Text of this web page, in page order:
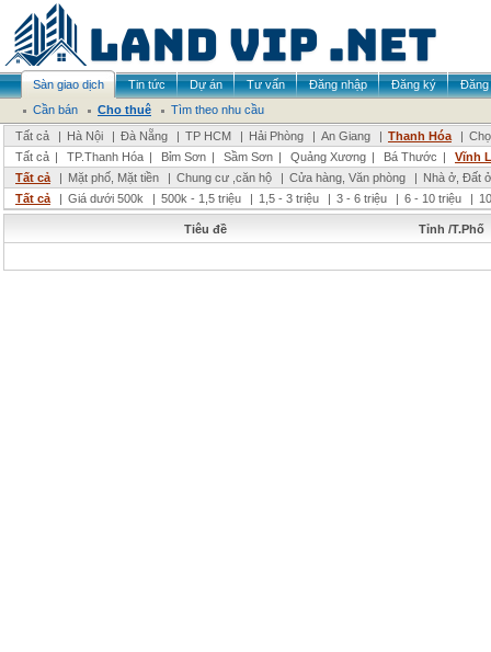
Sàn giao dịch Tin tức Dự án Tư vấn Đăng nhập Đăng ký
Đăng
Cần bán
Cho thuê
Tìm theo nhu cầu
Tất cả
| Hà Nội | Đà Nẵng | TP HCM | Hải Phòng | An Giang | Thanh Hóa |
Tất cả | TP.Thanh Hóa | Bỉm Sơn | Sầm Sơn | Quảng Xương | Bá Thước |
Vĩnh
Tất cả
| Mặt phố, Mặt tiền | Chung cư ,căn hộ | Cửa hàng, Văn phòng | Nhà ở, Đất ở
Tất cả
| Giá dưới 500k | 500k - 1,5 triệu | 1,5 - 3 triệu | 3 - 6 triệu | 6 - 10 triệu |
Tiêu đề Tỉnh /T.Phố